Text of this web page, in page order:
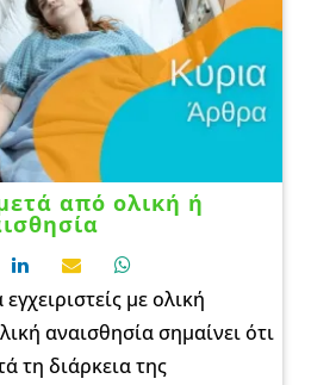
από ολική ή
με ολική
αναισθησία σημαίνει ότι
τη διάρκεια της